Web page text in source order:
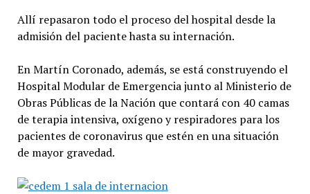
Allí repasaron todo el proceso del hospital desde la
admisión del paciente hasta su internación.
En Martín Coronado, además, se está construyendo el
Hospital Modular de Emergencia junto al Ministerio de
Obras Públicas de la Nación que contará con 40 camas
de terapia intensiva, oxígeno y respiradores para los
pacientes de coronavirus que estén en una situación
de mayor gravedad.